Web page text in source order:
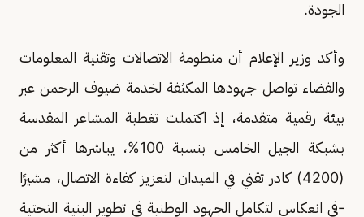
الجودة.
وأكد وزير الإعلام أن منظومة الاتصالات وتقنية المعلومات
والفضاء تواصل جهودها المكثفة لخدمة ضيوف الرحمن عبر
بيئة رقمية متقدمة، إذ اكتملت تغطية المشاعر المقدسة
بشبكة الجيل الخامس بنسبة 100%، يباشرها أكثر من
(4200) كادر تقني في الميدان لتعزيز كفاءة الاتصال، مشيرًا
-في انعكاس لتكامل الجهود الوطنية في تطوير البنية التحتية